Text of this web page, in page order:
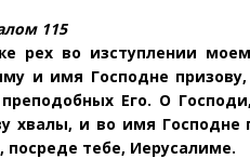
115
рех во изступлении
и имя Господне
Его. О
хвалы, и во имя Господне
посреде тебе, Иерусалиме.